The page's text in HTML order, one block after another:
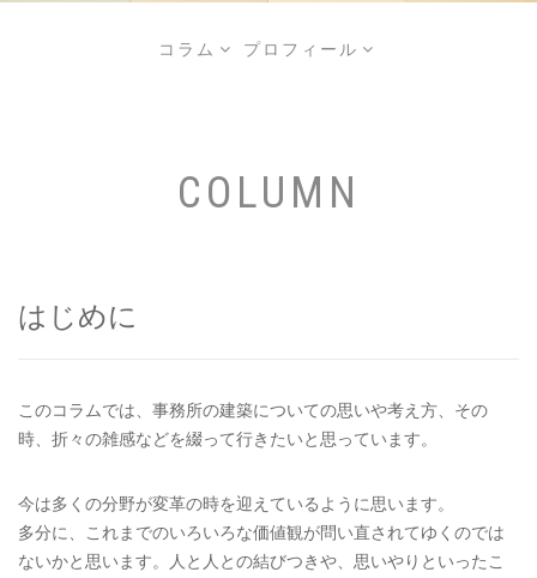
コラム  プロフィール 
COLUMN
はじめに
このコラムでは、事務所の建築についての思いや考え方、その
時、折々の雑感などを綴って行きたいと思っています。
今は多くの分野が変革の時を迎えているように思います。
多分に、これまでのいろいろな価値観が問い直されてゆくのでは
ないかと思います。人と人との結びつきや、思いやりといったこ